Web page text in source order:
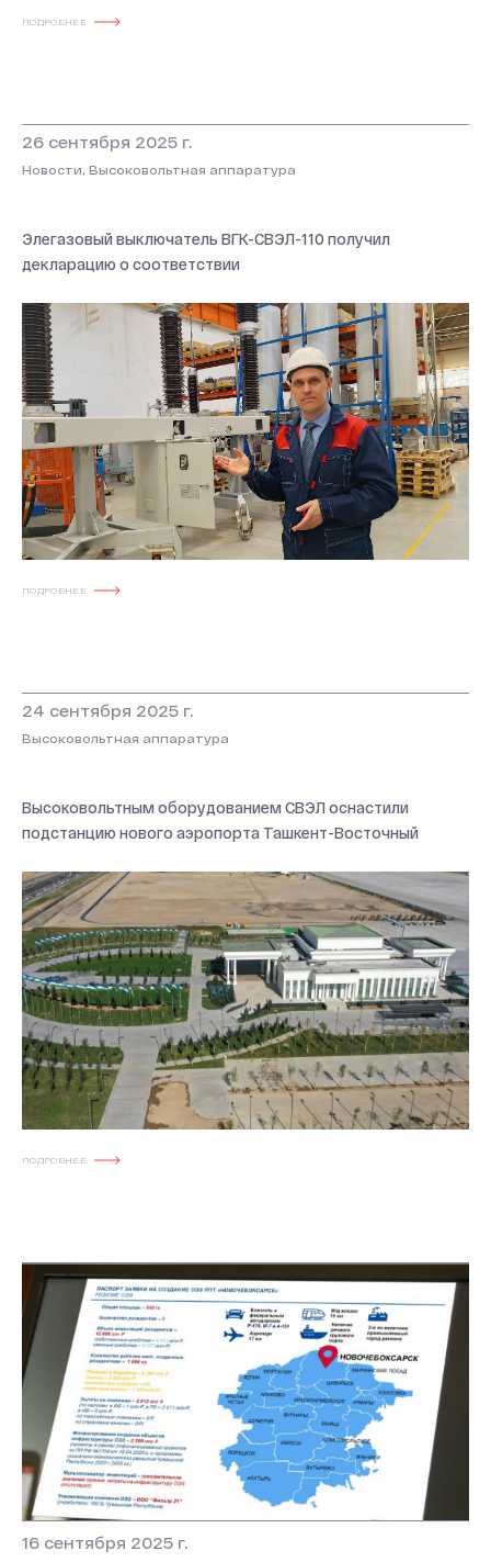
ПОДРОБНЕЕ
ПОДРОБНЕЕ
26 сентября 2025 г.
Новости, Высоковольтная аппаратура
Элегазовый выключатель ВГК-СВЭЛ-110 получил
декларацию о соответствии
ПОДРОБНЕЕ
24 сентября 2025 г.
Высоковольтная аппаратура
Высоковольтным оборудованием СВЭЛ оснастили
подстанцию нового аэропорта Ташкент-Восточный
16 сентября 2025 г.